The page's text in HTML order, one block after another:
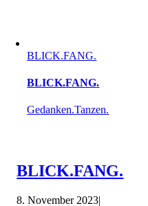
BLICK.FANG.
BLICK.FANG.
Gedanken.Tanzen.
BLICK.FANG.
8. November 2023|